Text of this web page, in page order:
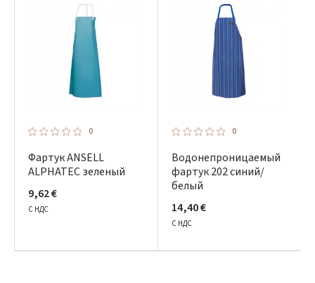
0
Фартук ANSELL
ALPHATEC зеленый
9,62 €
С НДС
0
Водонепроницаемый
фартук 202 синий/
белый
14,40 €
С НДС